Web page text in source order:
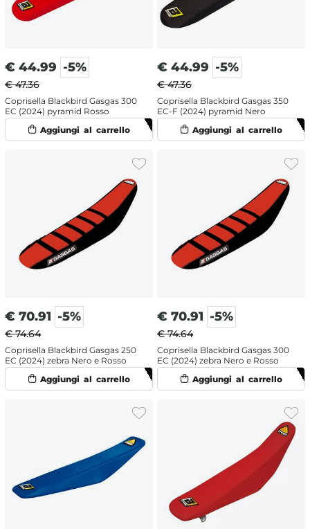
€ 44.99 -5%
€ 47.36
Coprisella Blackbird Gasgas 300
EC (2024) pyramid Rosso
€ 44.99 -5%
€ 47.36
Coprisella Blackbird Gasgas 350
EC-F (2024) pyramid Nero
€ 70.91 -5%
€ 74.64
Coprisella Blackbird Gasgas 250
EC (2024) zebra Nero e Rosso
€ 70.91 -5%
€ 74.64
Coprisella Blackbird Gasgas 300
EC (2024) zebra Nero e Rosso